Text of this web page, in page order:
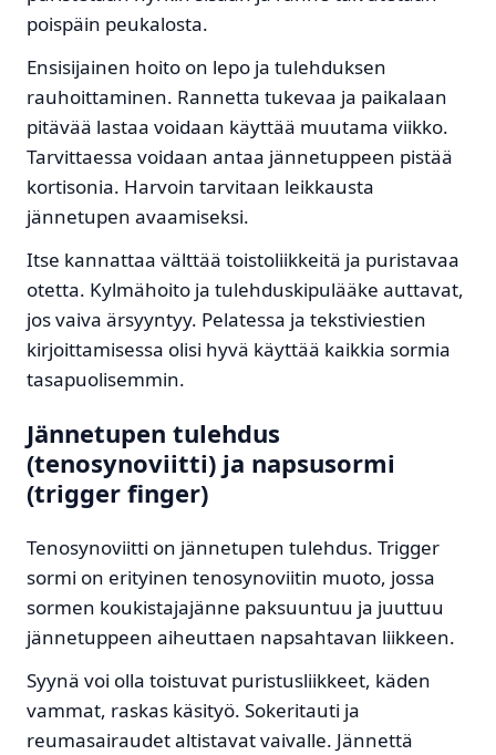
poispäin peukalosta.
Ensisijainen hoito on lepo ja tulehduksen
rauhoittaminen. Rannetta tukevaa ja paikalaan
pitävää lastaa voidaan käyttää muutama viikko.
Tarvittaessa voidaan antaa jännetuppeen pistää
kortisonia. Harvoin tarvitaan leikkausta
jännetupen avaamiseksi.
Itse kannattaa välttää toistoliikkeitä ja puristavaa
otetta. Kylmähoito ja tulehduskipulääke auttavat,
jos vaiva ärsyyntyy. Pelatessa ja tekstiviestien
kirjoittamisessa olisi hyvä käyttää kaikkia sormia
tasapuolisemmin.
Jännetupen tulehdus
(tenosynoviitti) ja napsusormi
(trigger finger)
Tenosynoviitti on jännetupen tulehdus. Trigger
sormi on erityinen tenosynoviitin muoto, jossa
sormen koukistajajänne paksuuntuu ja juuttuu
jännetuppeen aiheuttaen napsahtavan liikkeen.
Syynä voi olla toistuvat puristusliikkeet, käden
vammat, raskas käsityö. Sokeritauti ja
reumasairaudet altistavat vaivalle. Jännettä